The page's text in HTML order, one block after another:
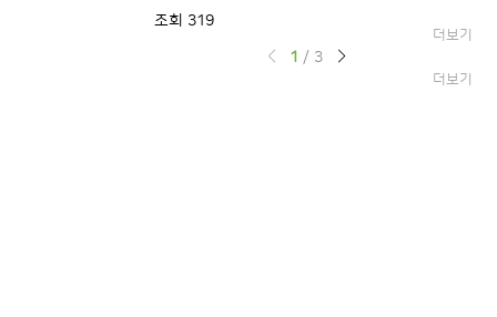
더보기
조회 319
더보기
1 / 3